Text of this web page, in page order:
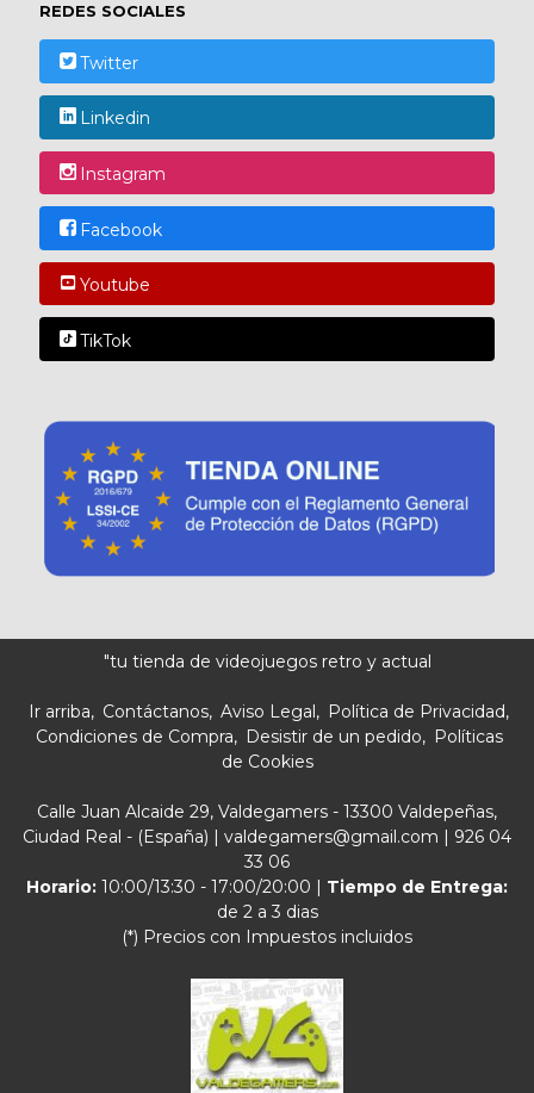
REDES SOCIALES
Twitter
Linkedin
Instagram
Facebook
Youtube
TikTok
"tu tienda de videojuegos retro y actual
Ir arriba Contáctanos Aviso Legal
Política de Privacidad
Condiciones de Compra
Desistir de un pedido
Políticas
de Cookies
Calle Juan Alcaide 29, Valdegamers - 13300 Valdepeñas,
Ciudad Real - (España) | valdegamers@gmail.com | 926 04
33 06
Horario: 10:00/13:30 - 17:00/20:00 | Tiempo de Entrega:
de 2 a 3 dias
(*) Precios con Impuestos incluidos